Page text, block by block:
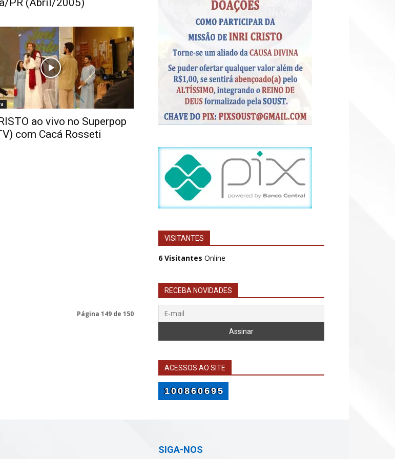
ao vivo no Superpop
com Cacá Rosseti
Página 149 de 150
VISITANTES
6 Visitantes Online
RECEBA NOVIDADES
ACESSOS AO SITE
100860695
SIGA-NOS